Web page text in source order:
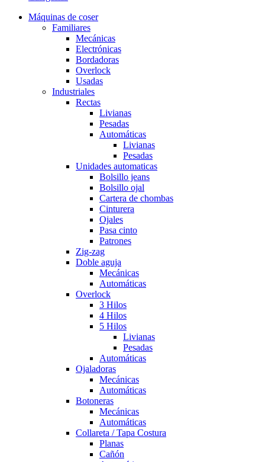
Máquinas de coser
Familiares
Mecánicas
Electrónicas
Bordadoras
Overlock
Usadas
Industriales
Rectas
Livianas
Pesadas
Automáticas
Livianas
Pesadas
Unidades automaticas
Bolsillo jeans
Bolsillo ojal
Cartera de chombas
Cinturera
Ojales
Pasa cinto
Patrones
Zig-zag
Doble aguja
Mecánicas
Automáticas
Overlock
3 Hilos
4 Hilos
5 Hilos
Livianas
Pesadas
Automáticas
Ojaladoras
Mecánicas
Automáticas
Botoneras
Mecánicas
Automáticas
Collareta / Tapa Costura
Planas
Cañón